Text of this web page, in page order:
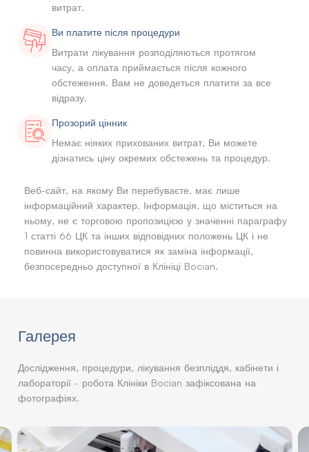
витрат.
Ви платите після процедури
Витрати лікування розподіляються протягом
часу, а оплата приймається після кожного
обстеження. Вам не доведеться платити за все
відразу.
Прозорий цінник
Немає ніяких прихованих витрат, Ви можете
дізнатись ціну окремих обстежень та процедур.
Веб-сайт, на якому Ви перебуваєте, має лише
інформаційний характер. Інформація, що міститься на
ньому, не є торговою пропозицією у значенні параграфу
1 статті 66 ЦК та інших відповідних положень ЦК і не
повинна використовуватися як заміна інформації,
безпосередньо доступної в Клініці Bocian.
Галерея
Дослідження, процедури, лікування безпліддя, кабінети і
лабораторії - робота Клініки Bocian зафіксована на
фотографіях.